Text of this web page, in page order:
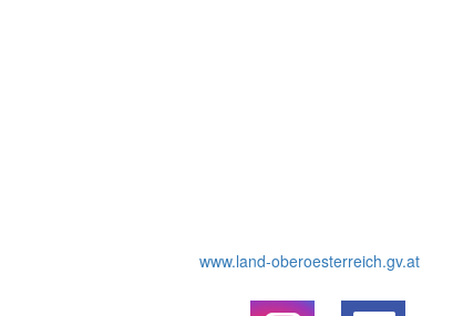
www.land-oberoesterreich.gv.at